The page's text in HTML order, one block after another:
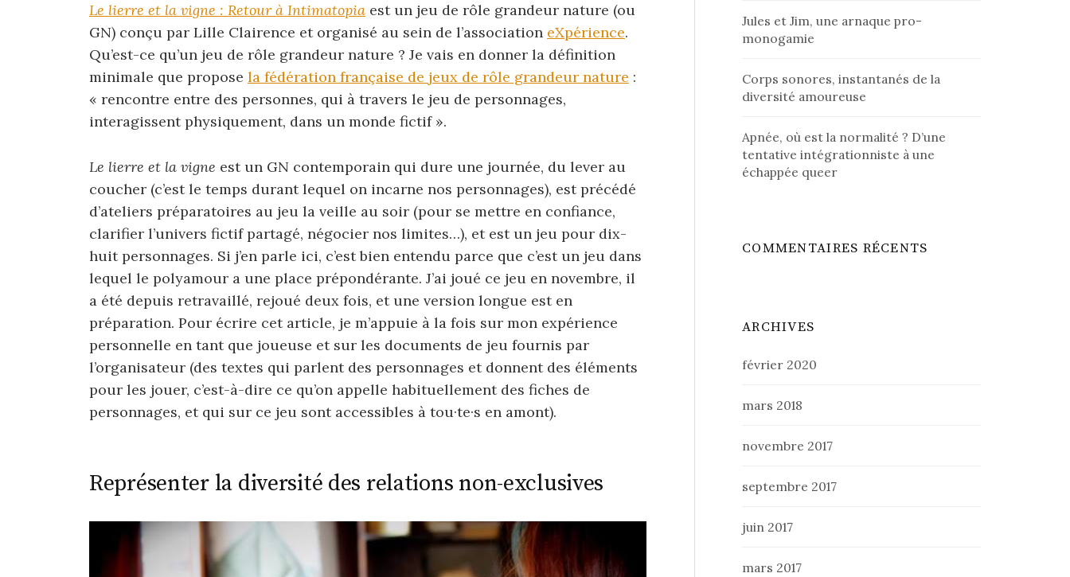
Le lierre et la vigne : Retour à Intimatopia est un jeu de rôle grandeur nature (ou
GN) conçu par Lille Clairence et organisé au sein de l’association eXpérience.
Qu’est-ce qu’un jeu de rôle grandeur nature ? Je vais en donner la définition
minimale que propose la fédération française de jeux de rôle grandeur nature :
« rencontre entre des personnes, qui à travers le jeu de personnages,
interagissent physiquement, dans un monde fictif ».
Le lierre et la vigne est un GN contemporain qui dure une journée, du lever au
coucher (c’est le temps durant lequel on incarne nos personnages), est précédé
d’ateliers préparatoires au jeu la veille au soir (pour se mettre en confiance,
clarifier l’univers fictif partagé, négocier nos limites…), et est un jeu pour dix-
huit personnages. Si j’en parle ici, c’est bien entendu parce que c’est un jeu dans
lequel le polyamour a une place prépondérante. J’ai joué ce jeu en novembre, il
a été depuis retravaillé, rejoué deux fois, et une version longue est en
préparation. Pour écrire cet article, je m’appuie à la fois sur mon expérience
personnelle en tant que joueuse et sur les documents de jeu fournis par
l’organisateur (des textes qui parlent des personnages et donnent des éléments
pour les jouer, c’est-à-dire ce qu’on appelle habituellement des fiches de
personnages, et qui sur ce jeu sont accessibles à tou·te·s en amont).
Représenter la diversité des relations non-exclusives
Jules et Jim, une arnaque pro-
monogamie
Corps sonores, instantanés de la
diversité amoureuse
Apnée, où est la normalité ? D’une
tentative intégrationniste à une
échappée queer
COMMENTAIRES RÉCENTS
ARCHIVES
février 2020
mars 2018
novembre 2017
septembre 2017
juin 2017
mars 2017